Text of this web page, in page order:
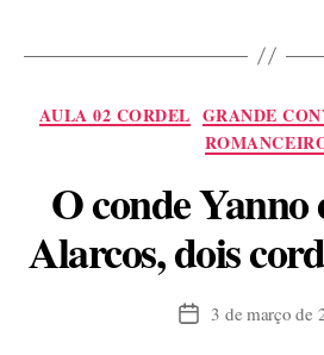
AULA 02 CORDEL GRANDE
O conde Yanno
Alarcos, dois
Data3 de março de